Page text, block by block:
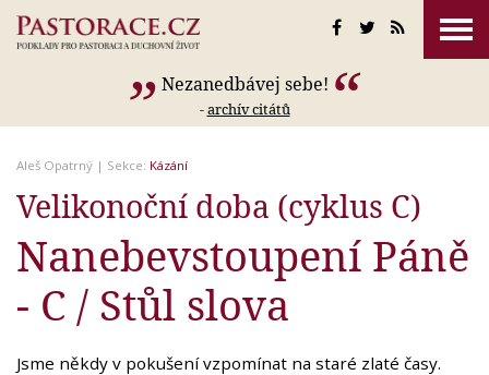
Nezanedbávej sebe!
-archív citátů
Aleš Opatrný | Sekce: Kázání
Velikonoční doba (cyklus C)
Nanebevstoupení Páně
- C / Stůl slova
Jsme někdy v pokušení vzpomínat na staré zlaté časy.